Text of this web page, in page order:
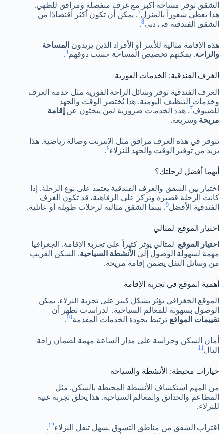
الشقق توفر مساحة أكبر مع غرف منفصلة ومرافق للطهي.
هذا يعطي شعوراً بالمنزل7. يمكن أن تكون أكثر اقتصادًا من
الشقق الفندقية في دبي8
.
هذه الإقامة مثالية للأسر أو الأفراد الذين يريدون المساحة
والراحة. يمكنهم تخصيص المساحة حسب ذوقهم8
.
الغرف الفندقية: الخدمات الفورية
الغرف الفندقية توفر وسائل الراحة الفورية مثل خدمة الغرف
وخدمات التنظيف اليومية. هذا يُختصر الوقت والجهد
للضيوف7. هذه الخدمات ضرورية لمن يبحثون عن إقامة
مريحة وسريعة.
تتوفر في هذه الغرف مرافق مثل الإنترنت وصالة رياضية. هذا
يزيد من توفير الوقت والجهد للنزلاء9
.
أيهما أفضل لرحلتك؟
اختيار بين الشقق والغرف الفندقية يعتمد على نوع الرحلة. إذا
كانت الرحلة قصيرة وتركز على الرفاهية، قد تكون الغرف
الفندقية الأفضل9. بينما الشقق مثالية لرحلات طويلة أو عائلية.
اختيار الموقع المثالي
اختيار الموقع المثالي يؤثر كثيراً على تجربة الإقامة. الجغرافيا
مهمة لسهولة الوصول إلى الأنشطة السياحية. السكن القريب
من وسائل النقل يضمن إقامة مريحة.
أهمية الموقع في تجربة الإقامة
الموقع الجغرافي يؤثر بشكل كبير على تجربة النزلاء. يمكن
الوصول بسهولة للمعالم السياحية. الدراسات تظهر أن
تقييمات المواقع ترتبط بجودة الخدمات المقدمة10
.
أمان السكن وحراسة على مدار الساعة مهمة لضمان راحة
البال11
.
خيارات محيطة: الأنشطة والسياحة
من المهم استكشاف الأنشطة المحيطة بالسكن. مثل
المطاعم والحدائق والمعالم السياحية. هذا يخلق تجربة غنية
للنزلاء.
اقتراب الشقق من مناطق التسوق يسهل تنقل النزلاء12
.